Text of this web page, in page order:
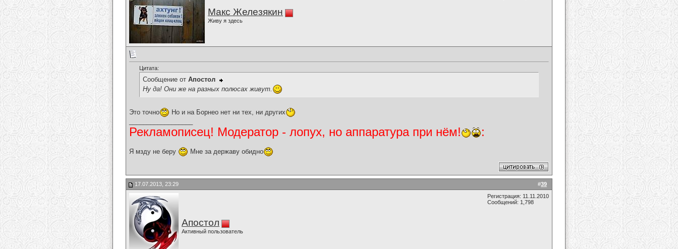
Макс Железякин
Живу я здесь
Цитата:
Сообщение от Апостол
Ну да! Они же на разных полюсах живут.
Это точно
Но и на Борнео нет ни тех, ни других
Рекламописец! Модератор - лопух, но аппаратура при нём! :
Я мзду не беру Мне за державу обидно
#39
17.07.2013, 23:29
Апостол
Активный пользователь
Регистрация: 11.11.2010
Сообщений: 1,798